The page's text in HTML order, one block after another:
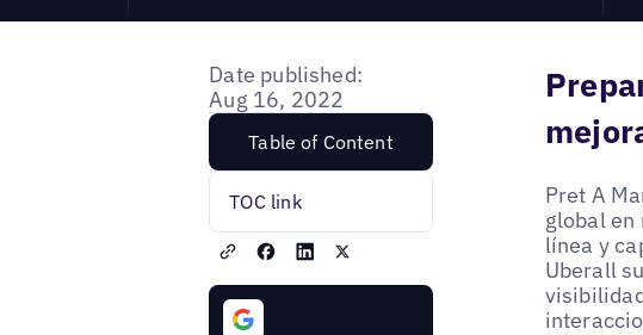
Date published:
Aug 16, 2022
Table of Content
TOC link
Pret A
global
línea y
Uberall